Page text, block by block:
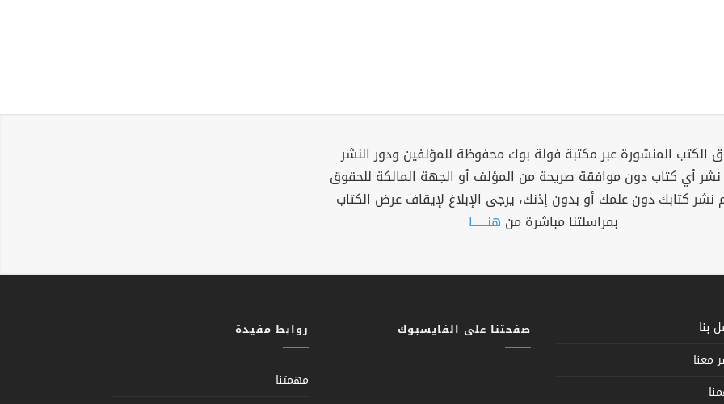
الكتب المنشورة عبر مكتبة فولة بوك محفوظة للمؤلفين ودور النشر
نشر أي كتاب دون موافقة صريحة من المؤلف أو الجهة المالكة للحقوق
نشر كتابك دون علمك أو بدون إذنك، يرجى الإبلاغ لإيقاف عرض الكتاب
بمراسلتنا مباشرة من هنــــــا
بنا
معنا
صفحتنا على الفايسبوك روابط مفيدة
مهمتنا